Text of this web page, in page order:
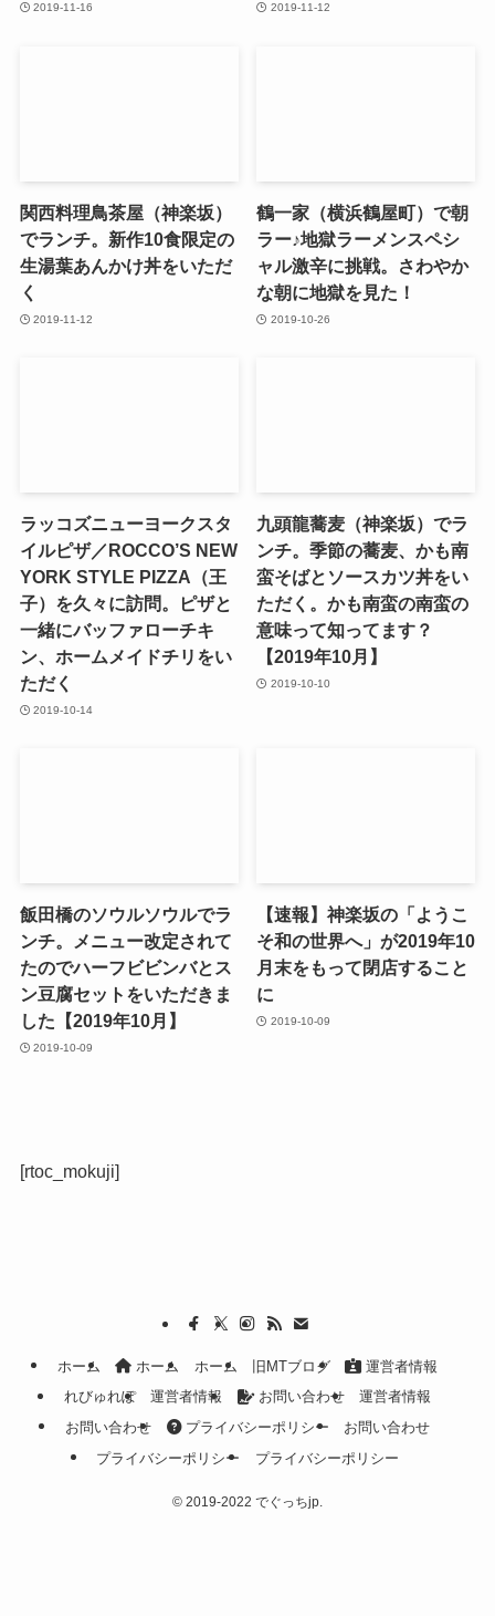
2019-11-16 2019-11-12
関西料理鳥茶屋（神楽坂）
でランチ。新作10食限定の
生湯葉あんかけ丼をいただ
く
2019-11-12
鶴一家（横浜鶴屋町）で朝
ラー♪地獄ラーメンスペシ
ャル激辛に挑戦。さわやか
な朝に地獄を見た！
2019-10-26
ラッコズニューヨークスタ
イルピザ／ROCCO’S NEW
YORK STYLE PIZZA（王
子）を久々に訪問。ピザと
一緒にバッファローチキ
ン、ホームメイドチリをい
ただく
2019-10-14
九頭龍蕎麦（神楽坂）でラ
ンチ。季節の蕎麦、かも南
蛮そばとソースカツ丼をい
ただく。かも南蛮の南蛮の
意味って知ってます？
【2019年10月】
2019-10-10
飯田橋のソウルソウルでラ
ンチ。メニュー改定されて
たのでハーフビビンバとス
ン豆腐セットをいただきま
した【2019年10月】
2019-10-09
【速報】神楽坂の「ようこ
そ和の世界へ」が2019年10
月末をもって閉店すること
に
2019-10-09
[rtoc_mokuji]
ホーム ホーム ホーム 旧MTブログ
運営者情報
れびゅれぽ
運営者情報 お問い合わせ
運営者情報
お問い合わせ
プライバシーポリシー
お問い合わせ
プライバシーポリシー
プライバシーポリシー
© 2019-2022 でぐっちjp.